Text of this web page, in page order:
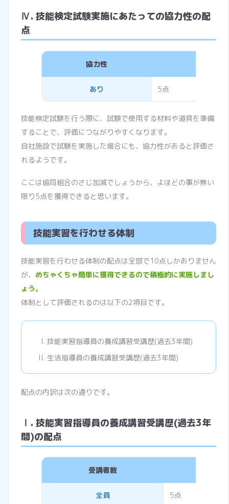
Ⅳ. 技能検定試験実施にあたっての協力性の配
点
協力性
あり 5点
技能検定試験を行う際に、試験で使用する材料や道具を準備
することで、評価につながりやすくなります。
自社施設で試験を実施した場合にも、協力性があると評価さ
れるようです。
ここは協同組合のさじ加減でしょうから、よほどの事が無い
限り5点を獲得できると思います。
技能実習を行わせる体制
技能実習を行わせる体制の配点は全部で10点しかありません
が、 めちゃくちゃ簡単に獲得できるので積極的に実施しまし
ょう。
体制として評価されるのは以下の2項目です。
技能実習指導員の養成講習受講歴(過去3年間)
生活指導員の養成講習受講歴(過去3年間)
配点の内訳は次の通りです。
Ⅰ. 技能実習指導員の養成講習受講歴(過去3年
間)の配点
受講者数
全員 5点